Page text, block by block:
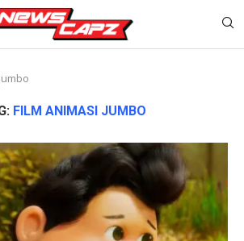
FILM ANIMASI JUMBO